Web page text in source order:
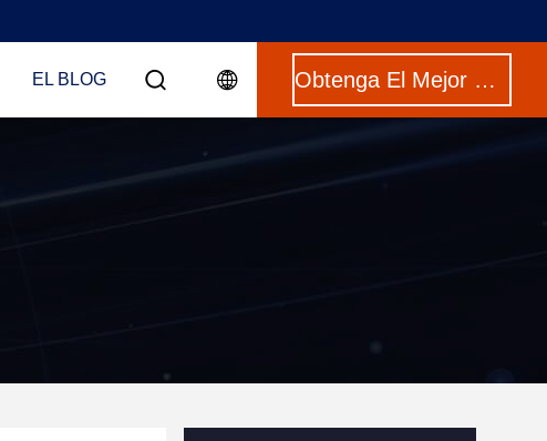
EL BLOG Obtenga El Mejor Precio